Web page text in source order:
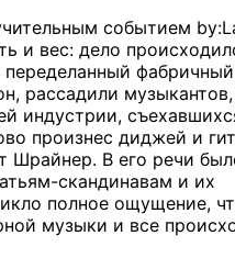
событием
и вес: дело
переделанный
рассадили музыкантов,
индустрии,
произнес диджей и
Шрайнер. В его речи
скандинавам и их
полное ощущение,
музыки и все